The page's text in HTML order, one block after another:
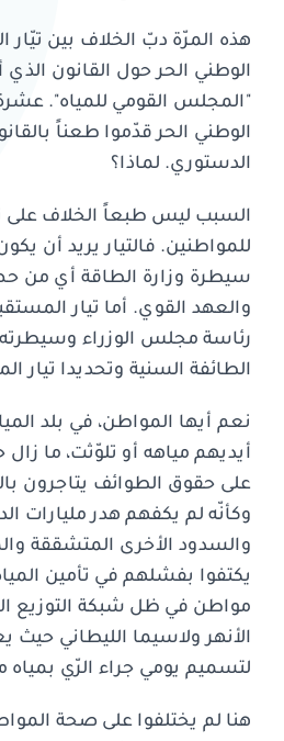
هذه المرّة دبّ الخلاف بين تيّار
الوطني الحر حول القانون
"المجلس القومي للمياه". عشرة
الوطني الحر قدّموا طعناً
الدستوري. لماذا؟
السبب ليس طبعاً الخلاف على
للمواطنين. فالتيار يريد أن
سيطرة وزارة الطاقة أي من
والعهد القوي. أما تيار
رئاسة مجلس الوزراء
الطائفة السنية وتحديدا تيار
نعم أيها المواطن، في بلد
أيديهم مياهه أو تلوّثت، ما
على حقوق الطوائف يتاجرون
وكأنّه لم يكفهم هدر مليارات
والسدود الأخرى المتشققة
يكتفوا بفشلهم في تأمين
مواطن في ظل شبكة التوزيع
الأنهر ولاسيما الليطاني
لتسميم يومي جراء الرّي بمياه
هنا لم يختلفوا على صحة